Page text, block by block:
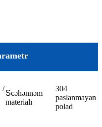
Scəhənnəm
materialı
304
paslanmayan
polad